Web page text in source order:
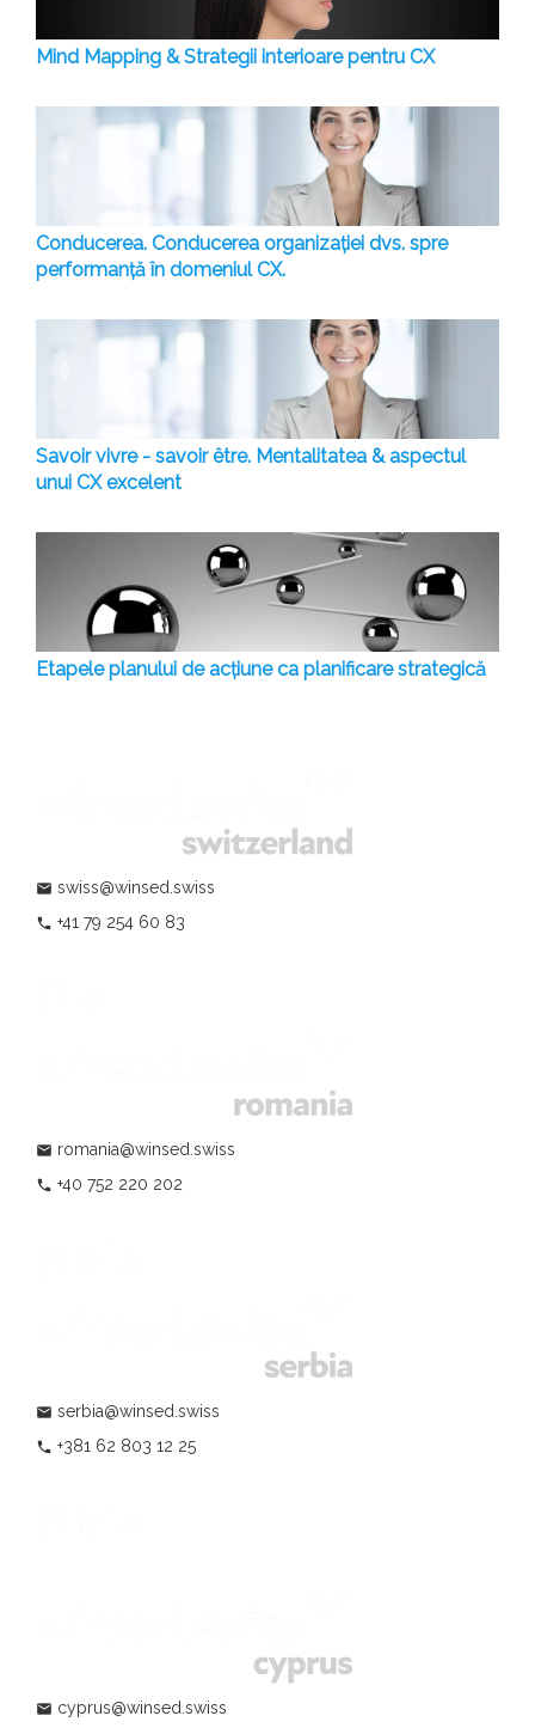
Mind Mapping & Strategii interioare pentru CX
Conducerea. Conducerea organizației dvs. spre
performanță în domeniul CX.
Savoir vivre - savoir être. Mentalitatea & aspectul
unui CX excelent
Etapele planului de acțiune ca planificare strategică
mail swiss@winsed.swiss
phone +41 79 254 60 83
mail romania@winsed.swiss
phone +40 752 220 202
mail serbia@winsed.swiss
phone +381 62 803 12 25
mail cyprus@winsed.swiss